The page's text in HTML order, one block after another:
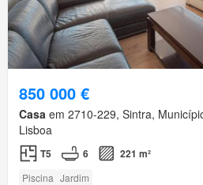
850 000 €
Casa em 2710-229, Sintra,
Lisboa
T5 6 221 m²
Piscina Jardim